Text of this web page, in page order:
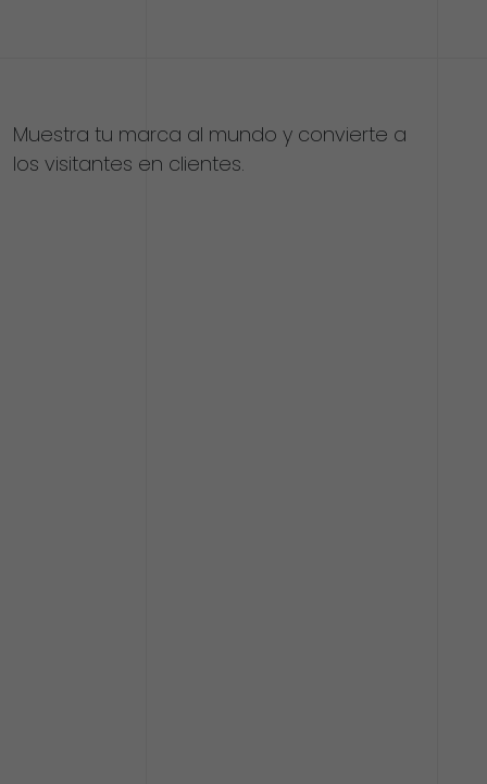
Muestra tu marca al mundo y convierte a
los visitantes en clientes.